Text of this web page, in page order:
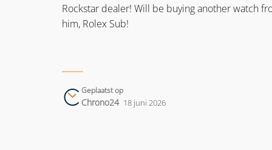
Rockstar dealer! Will be buying another watch
him, Rolex Sub!
Geplaatst op
Chrono24 18 juni 2026